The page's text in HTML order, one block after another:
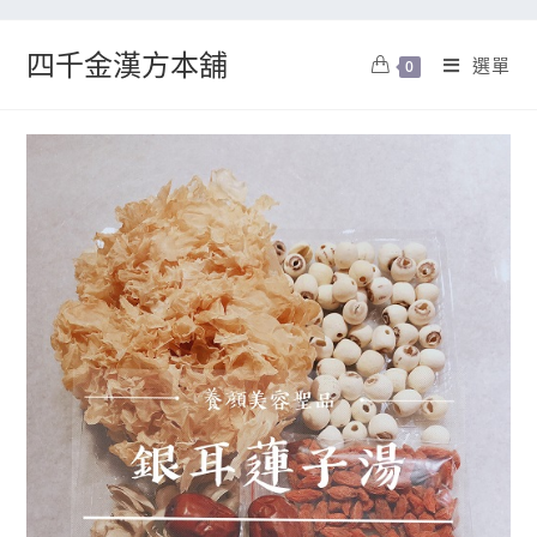
四千金漢方本舖 0 選單